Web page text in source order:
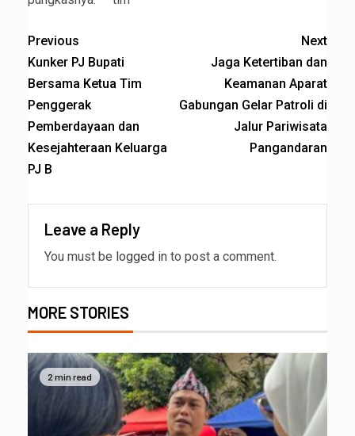
Previous
Kunker PJ Bupati
Bersama Ketua Tim
Penggerak
Pemberdayaan dan
Kesejahteraan Keluarga
PJ B
Next
Jaga Ketertiban dan
Keamanan Aparat
Gabungan Gelar Patroli di
Jalur Pariwisata
Pangandaran
Leave a Reply
You must be logged in to post a comment.
MORE STORIES
2 min read